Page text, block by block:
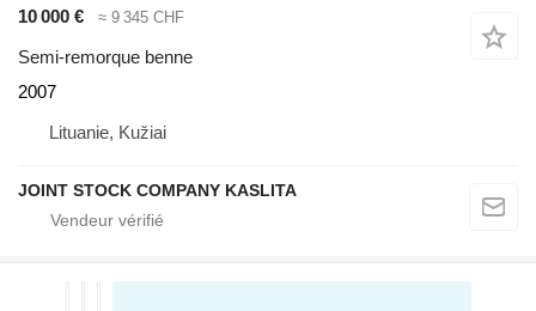
10 000 € ≈ 9 345 CHF
Semi-remorque benne
2007
Lituanie, Kužiai
JOINT STOCK COMPANY KASLITA